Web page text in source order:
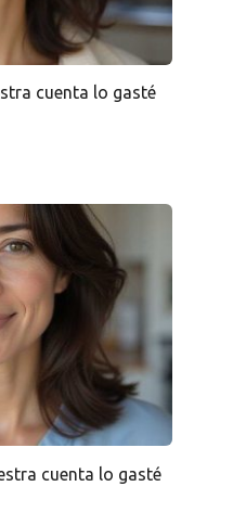
cuenta lo gasté
cuenta lo gasté